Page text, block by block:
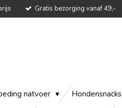
Gratis bezorging vanaf 49,-
natvoer
Hondensnacks